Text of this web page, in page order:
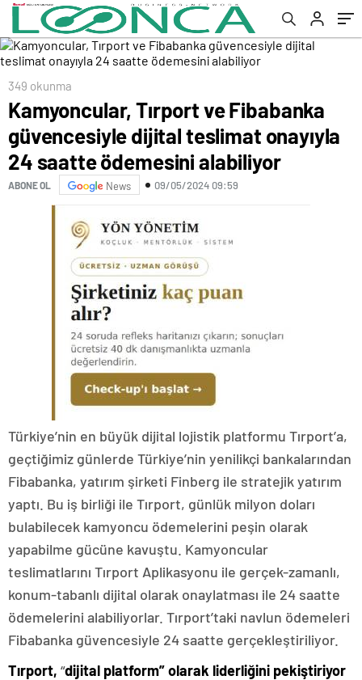
saatte ödemesini alabiliyor
349 okunma
Kamyoncular, Tırport ve Fibabanka
güvencesiyle dijital teslimat onayıyla
24 saatte ödemesini alabiliyor
ABONE OL News 09/05/2024 09:59
Türkiye’nin en büyük dijital lojistik platformu Tırport’a,
geçtiğimiz günlerde Türkiye’nin yenilikçi bankalarından
Fibabanka, yatırım şirketi Finberg ile stratejik yatırım
yaptı. Bu iş birliği ile Tırport, günlük milyon doları
bulabilecek kamyoncu ödemelerini peşin olarak
yapabilme gücüne kavuştu. Kamyoncular
teslimatlarını Tırport Aplikasyonu ile gerçek-zamanlı,
konum-tabanlı dijital olarak onaylatması ile 24 saatte
ödemelerini alabiliyorlar. Tırport’taki navlun ödemeleri
Fibabanka güvencesiyle 24 saatte gerçekleştiriliyor.
Tırport, “dijital platform” olarak liderliğini pekiştiriyor